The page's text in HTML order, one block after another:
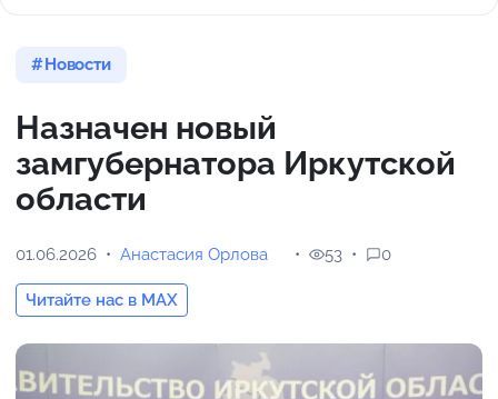
Новости
Назначен новый
замгубернатора Иркутской
области
01.06.2026 Анастасия Орлова
Читайте нас в MAX
53 0